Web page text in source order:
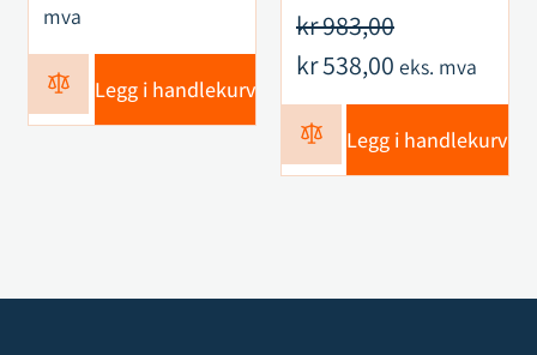
mva
Legg i handlekurv
kr983,00
kr538,00 eks. mva
Legg i handlekurv